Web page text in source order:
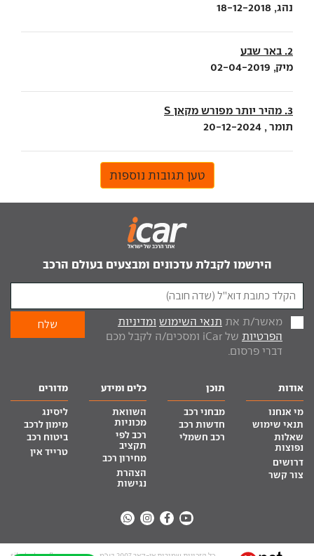
נהג, 18-12-2018
2. באר שבע
מיק, 02-04-2019
3. מהיר יותר מפורש מקאן S
תומר , 20-12-2024
טען תגובות נוספות
הירשמו לקבלת עדכונים ומבצעים בעולם הרכב
מאשר/ת את תנאי השימוש ומדיניות
הפרטיות
של iCar ומסכים/ה לקבל מכם
דברי פרסום.
אודות
מי אנחנו
תנאי שימוש
שאלות
נפוצות
דרושים
צור קשר
תוכן
מבחני רכב
חדשות רכב
רכב חשמלי
כלים ומידע
השוואת
מכוניות
רכב לפי
תקציב
מחירון רכב
הצהרת
נגישות
מדורים
ליסינג
מימון לרכב
ביטוח רכב
טרייד אין